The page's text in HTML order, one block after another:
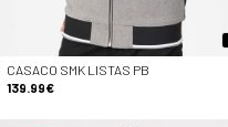
CASACO SMK LISTAS PB
139.99€